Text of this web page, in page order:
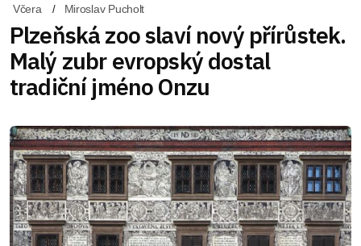
Včera Miroslav Pucholt
Plzeňská zoo slaví nový přírůstek.
Malý zubr evropský dostal
tradiční jméno Onzu